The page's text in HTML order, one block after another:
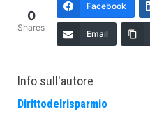
0
Shares
Facebook
Email
Info sull'autore
Dirittodelrisparmio